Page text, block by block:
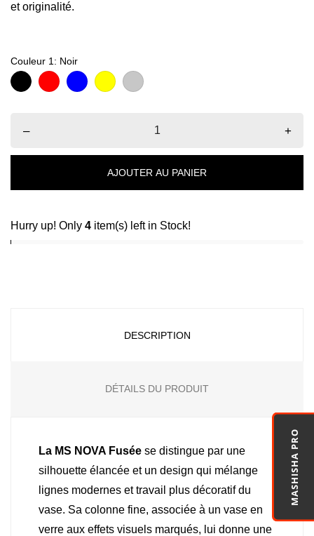
MASHISHA PRO
et originalité.
Couleur 1: Noir
Noir RougeBleu Or Chrome
– +
AJOUTER AU PANIER
Hurry up! Only 4 item(s) left in Stock!
DESCRIPTION
DÉTAILS DU PRODUIT
La MS NOVA Fusée se distingue par une
silhouette élancée et un design qui mélange
lignes modernes et travail plus décoratif du
vase. Sa colonne fine, associée à un vase en
verre aux effets visuels marqués, lui donne une